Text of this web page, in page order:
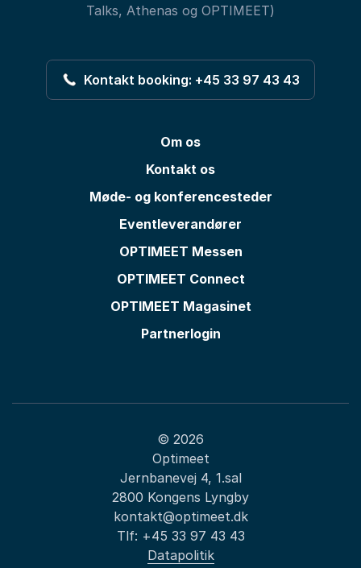
Talks, Athenas og OPTIMEET)
Kontakt booking: +45 33 97 43 43
Om os
Kontakt os
Møde- og konferencesteder
Eventleverandører
OPTIMEET Messen
OPTIMEET Connect
OPTIMEET Magasinet
Partnerlogin
© 2026
Optimeet
Jernbanevej 4, 1.sal
2800 Kongens Lyngby
kontakt@optimeet.dk
Tlf: +45 33 97 43 43
Datapolitik